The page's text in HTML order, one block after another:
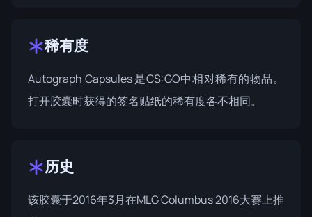
稀有度
Autograph Capsules 是CS:GO中相对稀有的物品。
打开胶囊时获得的签名贴纸的稀有度各不相同。
历史
该胶囊于2016年3月在MLG Columbus 2016大赛上推